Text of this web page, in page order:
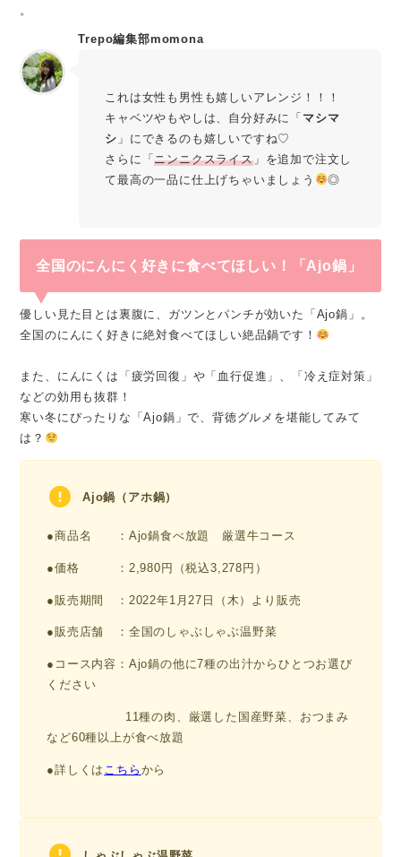
。
Trepo編集部momona
これは女性も男性も嬉しいアレンジ！！！
キャベツやもやしは、自分好みに「 マシマ
シ 」にできるのも嬉しいですね♡
さらに「ニンニクスライス」を追加で注文し
て最高の一品に仕上げちゃいましょう
◎
全国のにんにく好きに食べてほしい！「Ajo鍋」
優しい見た目とは裏腹に、ガツンとパンチが効いた「Ajo鍋」。
全国のにんにく好きに絶対食べてほしい絶品鍋です！
また、にんにくは「疲労回復」や「血行促進」、「冷え症対策」
などの効用も抜群！
寒い冬にぴったりな「Ajo鍋」で、背徳グルメを堪能してみて
は？
Ajo鍋（アホ鍋）
●商品名 ：Ajo鍋食べ放題 厳選牛コース
●価格 ：2,980円（税込3,278円）
●販売期間 ：2022年1月27日（木）より販売
●販売店舗 ：全国のしゃぶしゃぶ温野菜
●コース内容：Ajo鍋の他に7種の出汁からひとつお選び
ください
11種の肉、厳選した国産野菜、おつまみ
など60種以上が食べ放題
●詳しくは こちら から